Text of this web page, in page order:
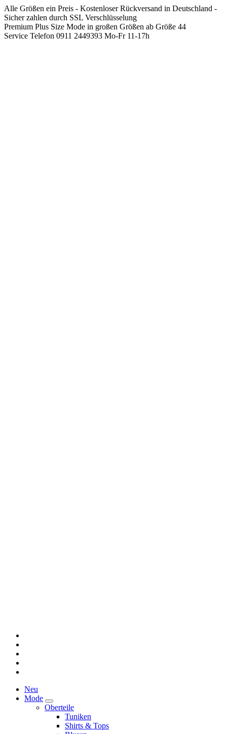
Springen
Sie
zum
Inhalt
Alle Größen ein Preis - Kostenloser Rückversand in Deutschland -
Sicher zahlen durch SSL Verschlüsselung
Premium Plus Size Mode in großen Größen ab Größe 44
Service Telefon 0911 2449393 Mo-Fr 11-17h
Neu
Mode
Oberteile
Tuniken
Shirts & Tops